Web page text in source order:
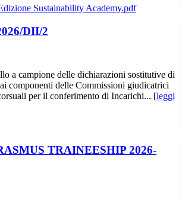
DII/2
a campione delle dichiarazioni sostitutive di
componenti delle Commissioni giudicatrici
per il conferimento di Incarichi... [leggi
TRAINEESHIP 2026-